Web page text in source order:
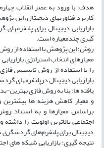
هدف؛ با ورود به عصر انقلاب
کاربرد فناوریهای دیجیتال، این
بازاریابی دیجیتال برای
گیری چندمعیاره است.
روش؛ این پژوهش با استفاده از
معیارهای انتخاب استراتژی
را با استفاده از روش تاپسیس
بازاریابی دیجیتال درپلتفرمهای
یافته ها؛ بنا به روش فازی بهترین-
و معیار کاهش هزینه ها
براساس معیارها و به استناد
اجتماعی بالاترین اولویت را داشته
دیجیتال برای پلتفرم‌های
نتیجه گیری؛ بازاریابی شبکه های